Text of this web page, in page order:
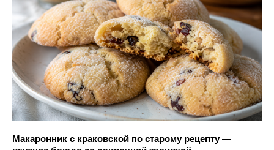
Макаронник с краковской по старому рецепту —